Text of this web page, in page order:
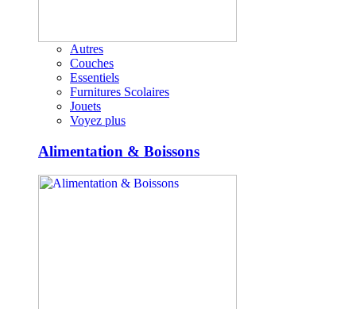
Autres
Couches
Essentiels
Furnitures Scolaires
Jouets
Voyez plus
Alimentation & Boissons